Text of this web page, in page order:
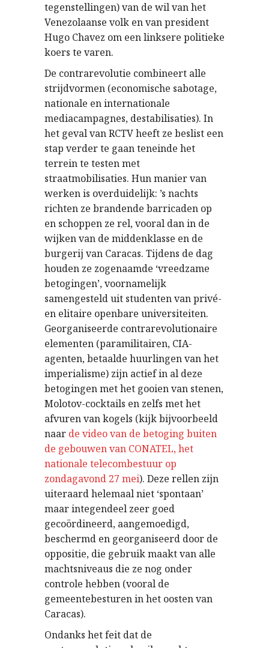
tegenstellingen) van de wil van het
Venezolaanse volk en van president
Hugo Chavez om een linksere politieke
koers te varen.
De contrarevolutie combineert alle
strijdvormen (economische sabotage,
nationale en internationale
mediacampagnes, destabilisaties). In
het geval van RCTV heeft ze beslist een
stap verder te gaan teneinde het
terrein te testen met
straatmobilisaties. Hun manier van
werken is overduidelijk: ’s nachts
richten ze brandende barricaden op
en schoppen ze rel, vooral dan in de
wijken van de middenklasse en de
burgerij van Caracas. Tijdens de dag
houden ze zogenaamde ‘vreedzame
betogingen’, voornamelijk
samengesteld uit studenten van privé-
en elitaire openbare universiteiten.
Georganiseerde contrarevolutionaire
elementen (paramilitairen, CIA-
agenten, betaalde huurlingen van het
imperialisme) zijn actief in al deze
betogingen met het gooien van stenen,
Molotov-cocktails en zelfs met het
afvuren van kogels (kijk bijvoorbeeld
naar de video van de betoging buiten
de gebouwen van CONATEL, het
nationale telecombestuur op
zondagavond 27 mei). Deze rellen zijn
uiteraard helemaal niet ‘spontaan’
maar integendeel zeer goed
gecoördineerd, aangemoedigd,
beschermd en georganiseerd door de
oppositie, die gebruik maakt van alle
machtsniveaus die ze nog onder
controle hebben (vooral de
gemeentebesturen in het oosten van
Caracas).
Ondanks het feit dat de